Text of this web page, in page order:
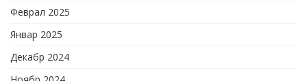
Феврал 2025
Январ 2025
Декабр 2024